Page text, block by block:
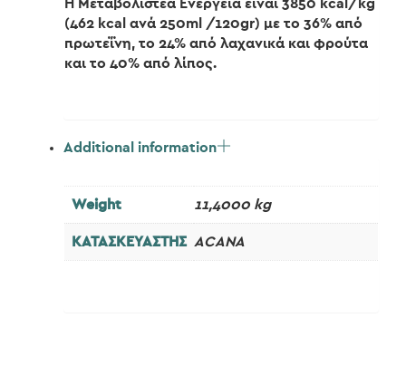
Η Μεταβολιστέα Ενέργεια είναι 3850 kcal/kg
(462 kcal ανά 250ml /120gr) με το 36% από
πρωτεΐνη, το 24% από λαχανικά και φρούτα
και το 40% από λίπος.
Additional information
Weight 11,4000 kg
ΚΑΤΑΣΚΕΥΑΣΤΗΣ ACANA